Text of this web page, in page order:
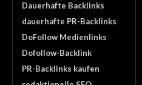
Dauerhafte Backlinks
dauerhafte PR-Backlinks
DoFollow Medienlinks
Dofollow-Backlink
PR-Backlinks kaufen